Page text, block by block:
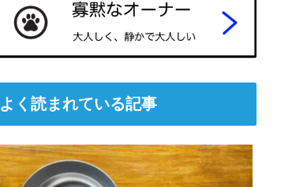
よく読まれている記事